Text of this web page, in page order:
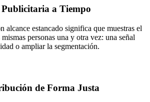
a Tiempo
alcance estancado significa que muestras el
personas una y otra vez: una señal
o ampliar la segmentación.
de Forma Justa